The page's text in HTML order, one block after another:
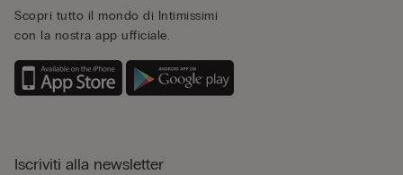
Scopri tutto il mondo di Intimissimi
con la nostra app ufficiale.
Iscriviti alla newsletter